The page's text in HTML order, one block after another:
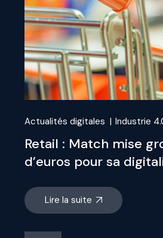
Actualités digitales Industrie
Retail : Match mise
d’euros pour sa
Lire la suite